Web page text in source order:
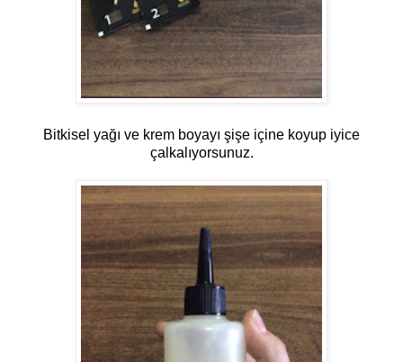
Bitkisel yağı ve krem boyayı şişe içine koyup iyice
çalkalıyorsunuz.